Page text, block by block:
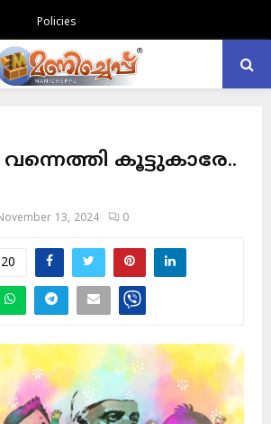
Policies
കൂട്ടുകാരേ..
13, 2024 0
20